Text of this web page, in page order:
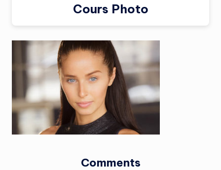
Cours Photo
Comments